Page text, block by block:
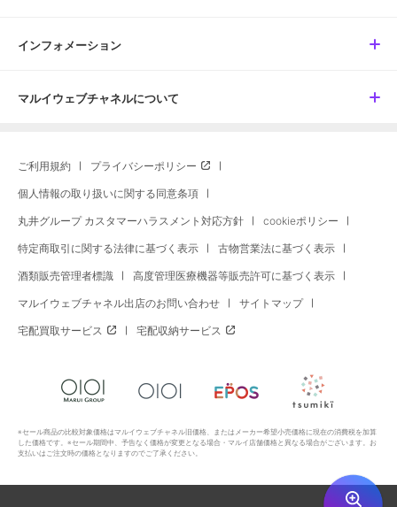
インフォメーション
マルイウェブチャネルについて
ご利用規約 プライバシーポリシー
個人情報の取り扱いに関する同意条項
丸井グループ カスタマーハラスメント対応方針 cookieポリシー
特定商取引に関する法律に基づく表示 古物営業法に基づく表示
酒類販売管理者標識 高度管理医療機器等販売許可に基づく表示
マルイウェブチャネル出店のお問い合わせ サイトマップ
宅配買取サービス 宅配収納サービス
※セール商品の比較対象価格はマルイウェブチャネル旧価格、またはメーカー希望小売価格に現在の消費税を加算
した価格です。※セール期間中、予告なく価格が変更となる場合・マルイ店舗価格と異なる場合がございます。お
支払いはご注文時の価格となりますのでご了承ください。